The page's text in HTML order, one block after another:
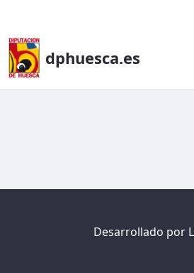
dphuesca.es
Desarrollado por